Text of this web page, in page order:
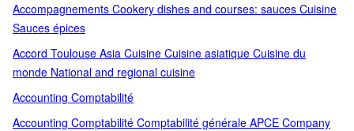
Accompagnements Cookery dishes and courses: sauces Cuisine
Sauces épices
Accord Toulouse Asia Cuisine Cuisine asiatique Cuisine du
monde National and regional cuisine
Accounting Comptabilité
Accounting Comptabilité Comptabilité générale APCE Company